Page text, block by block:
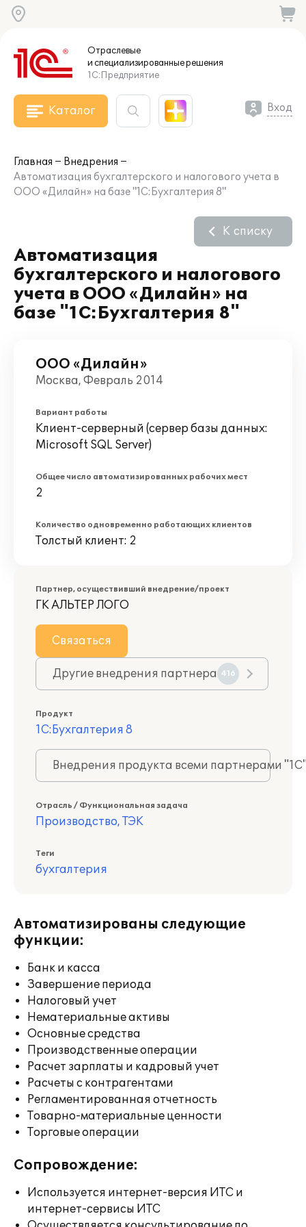
Отраслевые
и специализированныерешения
1С:Предприятие
Каталог Вход
Главная
Внедрения
Автоматизация бухгалтерского и налогового учета в
ООО «Дилайн» на базе "1С:Бухгалтерия 8"
Автоматизация
бухгалтерского и налогового
учета в ООО «Дилайн» на
базе "1С:Бухгалтерия 8"
К списку
ООО «Дилайн»
Москва, Февраль 2014
Вариант работы
Клиент-серверный (сервер базы данных:
Microsoft SQL Server)
Общее число автоматизированных рабочих мест
2
Количество одновременно работающих клиентов
Толстый клиент: 2
Партнер, осуществивший внедрение/проект
ГК АЛЬТЕР ЛОГО
Связаться
Другие внедрения партнера 416
Продукт
1С:Бухгалтерия 8
Внедрения продукта всеми партнерами
Отрасль / Функциональная задача
Производство, ТЭК
Теги
бухгалтерия
Автоматизированы следующие
функции:
Банк и касса
Завершение периода
Налоговый учет
Нематериальные активы
Основные средства
Производственные операции
Расчет зарплаты и кадровый учет
Расчеты с контрагентами
Регламентированная отчетность
Товарно-материальные ценности
Торговые операции
Сопровождение:
Используется интернет-версия ИТС и
интернет-сервисы ИТС